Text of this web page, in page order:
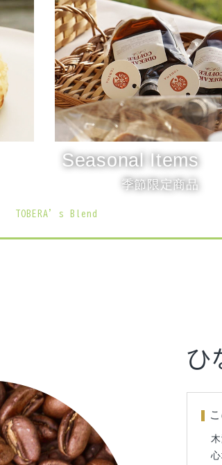
TOBERA Blend
Coffee Beans
TOBERAブレンド豆
Seasonal Items
季節限定商品
TOBERA’s Blend
ひ
つ
あ
苦